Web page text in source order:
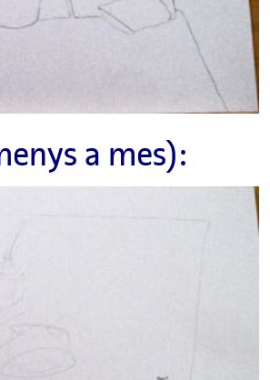
a mes):